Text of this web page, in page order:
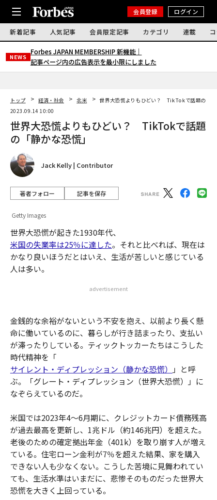
会員登録 ログイン
新着記事 人気記事 会員限定記事 カテゴリ 連載
NEWS
Forbes JAPAN MEMBERSHIP 新機能｜
記事ページ内の広告表示を最小限にしました
トップ 経済・社会 北米
世界大恐慌よりもひどい？ TikTokで話題の「静
2023.09.14 10:00
世界大恐慌よりもひどい？ TikTokで話題
の「静かな恐慌」
Jack Kelly | Contributor
著者フォロー 記事を保存
Getty Images
世界大恐慌が起きた1930年代、
米国の失業率は25％に達した。それと比べれば、現在は
かなり良いほうだとはいえ、生活が苦しいと感じている
人は多い。
advertisement
金銭的な余裕がないという不安を抱え、以前より長く懸
命に働いているのに、暮らしが行き詰まったり、支払い
が滞ったりしている。ティックトッカーたちはこうした
時代精神を「
サイレント・ディプレッション（静かな恐慌） 」と呼
ぶ。「グレート・ディプレッション（世界大恐慌）」に
なぞらえているのだ。
米国では2023年4～6月期に、クレジットカード債務残高
が過去最高を更新し、1兆ドル（約146兆円）を超えた。
老後のための確定拠出年金（401k）を取り崩す人が増え
ている。住宅ローン金利が7％を超えた結果、家を購入
できない人も少なくない。こうした苦境に見舞われてい
ても、生活水準はいまだに、悲惨そのものだった世界大
恐慌を大きく上回っている。